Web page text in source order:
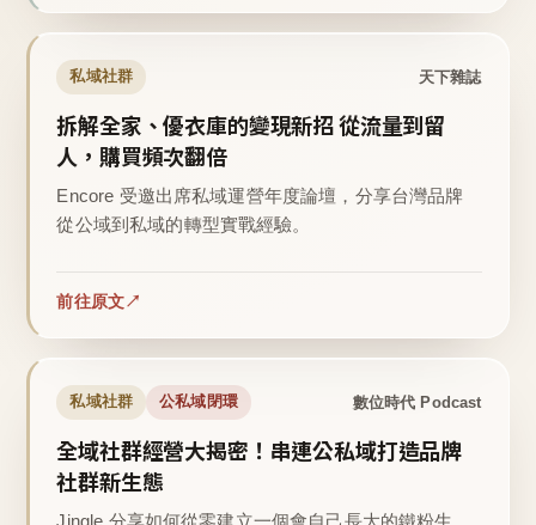
私域社群 天下雜誌
拆解全家、優衣庫的變現新招 從流量到留
人，購買頻次翻倍
Encore 受邀出席私域運營年度論壇，分享台灣品牌
從公域到私域的轉型實戰經驗。
前往原文
私域社群 公私域閉環 數位時代 Podcast
全域社群經營大揭密！串連公私域打造品牌
社群新生態